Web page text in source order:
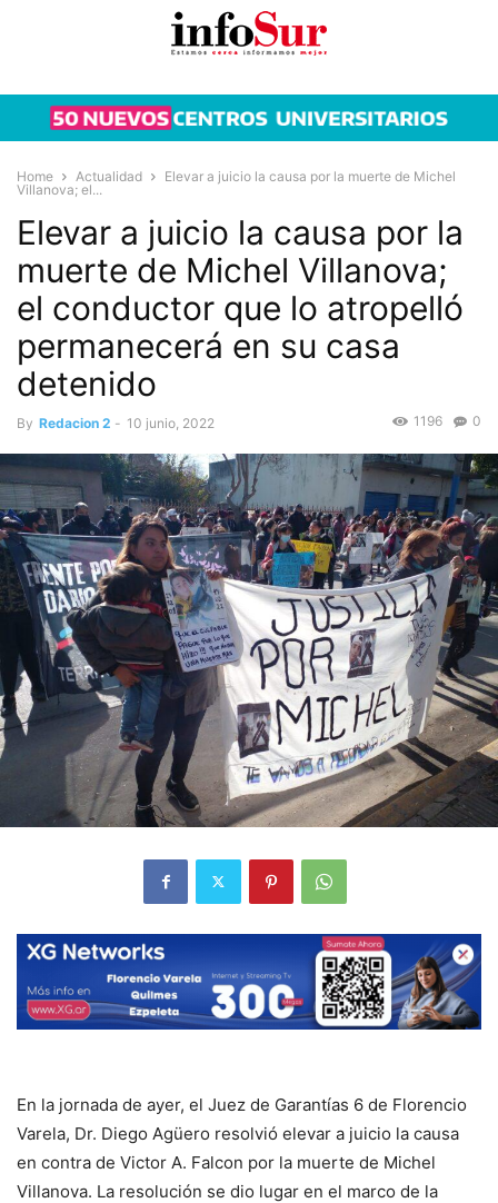
Home Actualidad
Elevar a juicio la causa por la muerte de Michel
Villanova; el...
Elevar a juicio la causa por la
muerte de Michel Villanova;
el conductor que lo atropelló
permanecerá en su casa
detenido
By Redacion 2 - 10 junio, 2022 0
1196
En la jornada de ayer, el Juez de Garantías 6 de Florencio
Varela, Dr. Diego Agüero resolvió elevar a juicio la causa
en contra de Victor A. Falcon por la muerte de Michel
Villanova. La resolución se dio lugar en el marco de la